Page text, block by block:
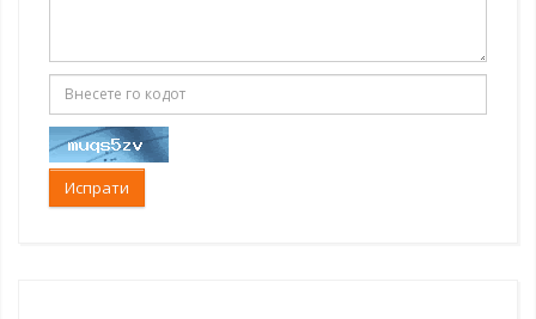
Испрати